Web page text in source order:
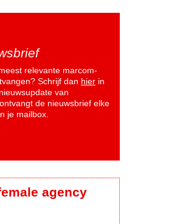
relevante marcom-
Schrijf dan hier in
van
de nieuwsbrief elke
je mailbox.
agency